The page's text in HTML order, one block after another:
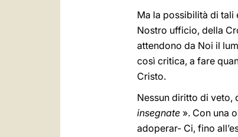
Ma la possibilità di
Nostro ufficio, della
attendono da Noi il
così critica, a fare
Cristo.
Nessun diritto di veto,
insegnate ». Con una
adoperar- Ci, fino